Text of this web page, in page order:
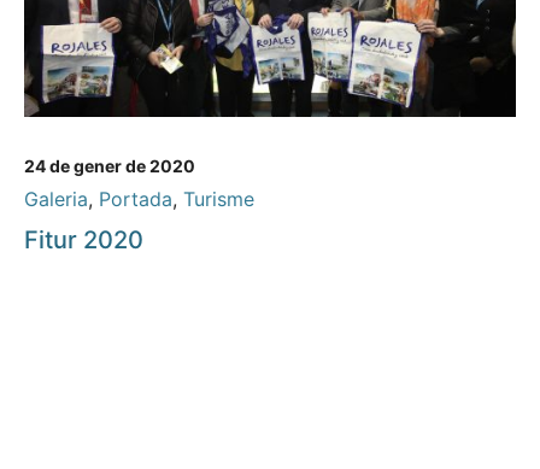
24 de gener de 2020
Galeria, Portada, Turisme
Fitur 2020